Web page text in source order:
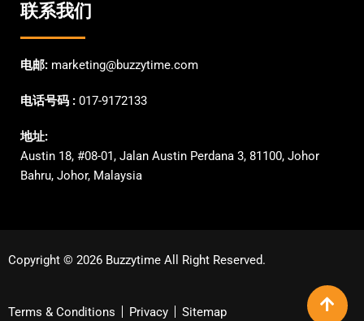
联系我们
电邮: marketing@buzzytime.com
电话号码 : 017-9172133
地址:
Austin 18, #08-01, Jalan Austin Perdana 3, 81100, Johor
Bahru, Johor, Malaysia
Copyright © 2026 Buzzytime All Right Reserved.
Terms & Conditions Privacy Sitemap